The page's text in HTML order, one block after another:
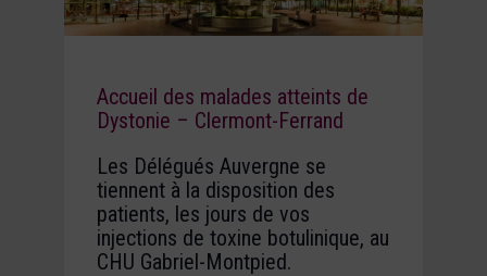
Accueil des malades atteints de
Dystonie – Clermont-Ferrand
Les Délégués Auvergne se
tiennent à la disposition des
patients, les jours de vos
injections de toxine botulinique, au
CHU Gabriel-Montpied.